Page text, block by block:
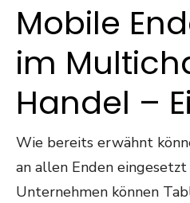
Mobile
im
Handel –
Wie bereits erwähnt
an allen Enden
Unternehmen können